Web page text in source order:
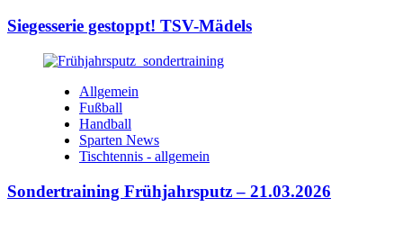
Siegesserie gestoppt! TSV-Mädels
Allgemein
Fußball
Handball
Sparten News
Tischtennis - allgemein
Sondertraining Frühjahrsputz – 21.03.2026